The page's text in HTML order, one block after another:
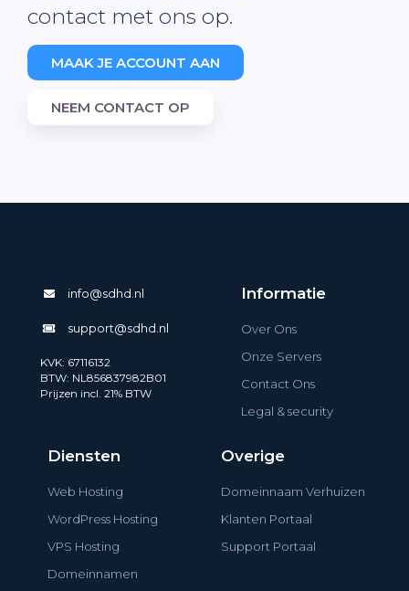
contact met ons op.
MAAK JE ACCOUNT AAN
NEEM CONTACT OP
info@sdhd.nl
support@sdhd.nl
KVK: 67116132
BTW: NL856837982B01
Prijzen incl. 21% BTW
Informatie
Over Ons
Onze Servers
Contact Ons
Legal & security
Diensten
Web Hosting
WordPress Hosting
VPS Hosting
Domeinnamen
Overige
Domeinnaam Verhuizen
Klanten Portaal
Support Portaal